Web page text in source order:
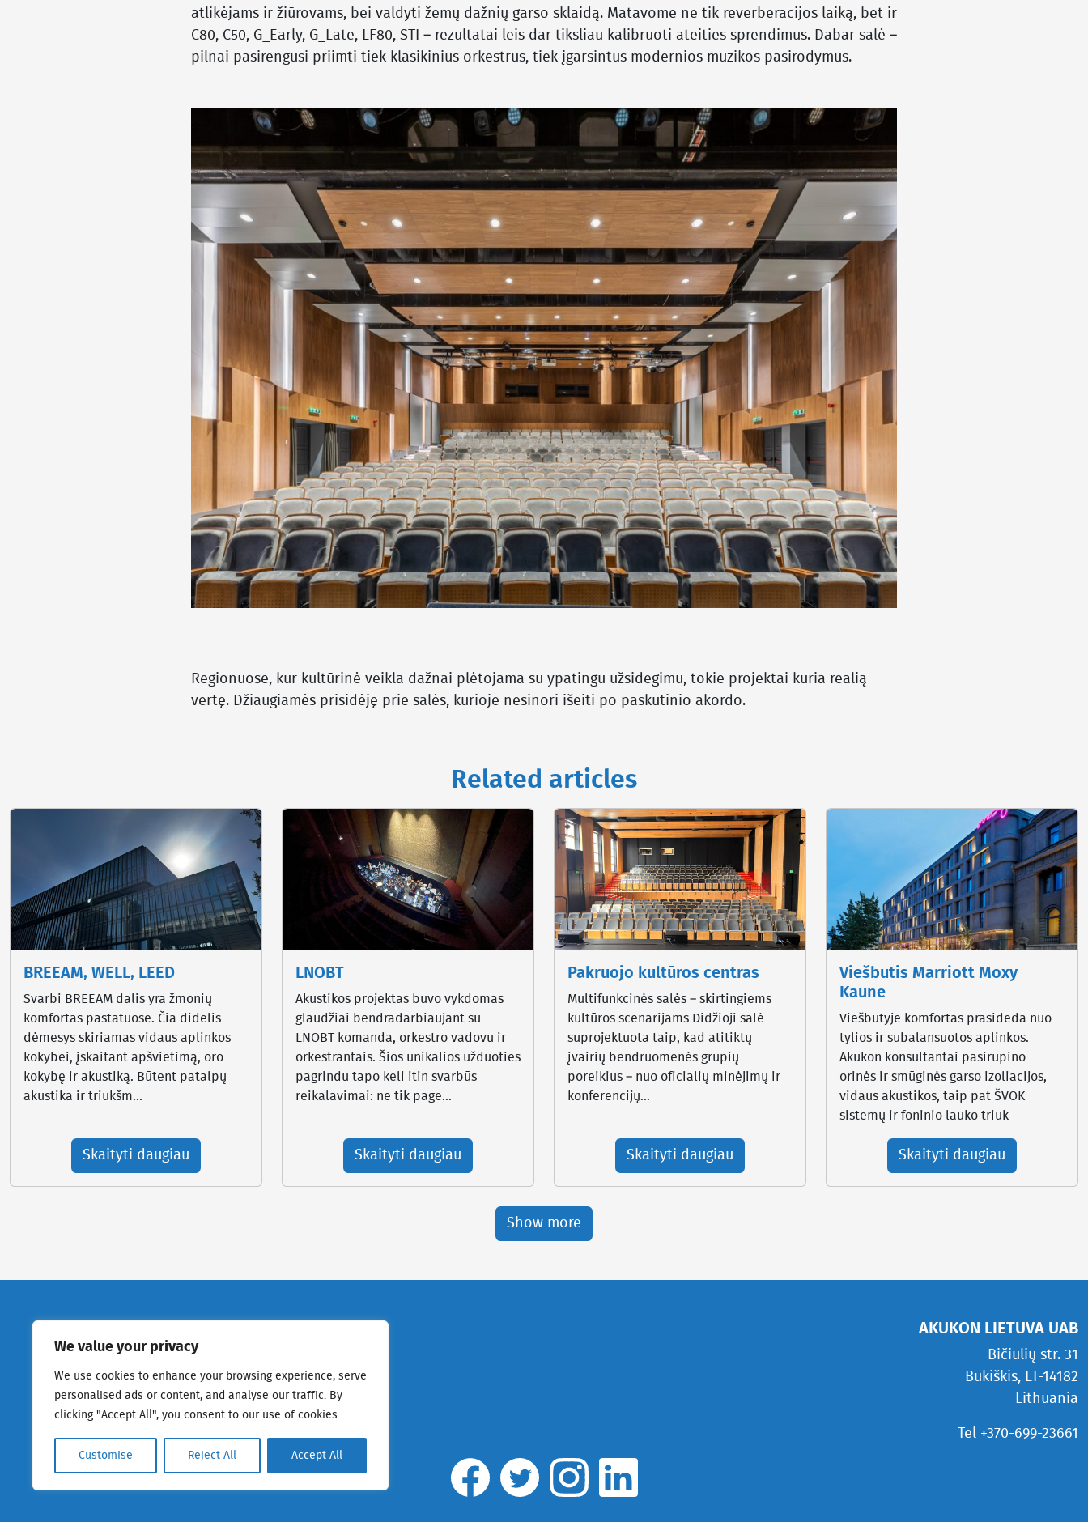
We value your privacy
We use cookies to enhance your browsing experience, serve
personalised ads or content, and analyse our traffic. By
clicking "Accept All", you consent to our use of cookies.
Customise Reject All Accept All
atlikėjams ir žiūrovams, bei valdyti žemų dažnių garso sklaidą. Matavome ne tik reverberacijos laiką, bet ir
C80, C50, G_Early, G_Late, LF80, STI – rezultatai leis dar tiksliau kalibruoti ateities sprendimus. Dabar salė –
pilnai pasirengusi priimti tiek klasikinius orkestrus, tiek įgarsintus modernios muzikos pasirodymus.
Regionuose, kur kultūrinė veikla dažnai plėtojama su ypatingu užsidegimu, tokie projektai kuria realią
vertę. Džiaugiamės prisidėję prie salės, kurioje nesinori išeiti po paskutinio akordo.
Related articles
BREEAM, WELL, LEED
Svarbi BREEAM dalis yra žmonių
komfortas pastatuose. Čia didelis
dėmesys skiriamas vidaus aplinkos
kokybei, įskaitant apšvietimą, oro
kokybę ir akustiką. Būtent patalpų
akustika ir triukšm...
Skaityti daugiau
LNOBT
Akustikos projektas buvo vykdomas
glaudžiai bendradarbiaujant su
LNOBT komanda, orkestro vadovu ir
orkestrantais. Šios unikalios užduoties
pagrindu tapo keli itin svarbūs
reikalavimai: ne tik page...
Skaityti daugiau
Pakruojo kultūros centras
Multifunkcinės salės – skirtingiems
kultūros scenarijams Didžioji salė
suprojektuota taip, kad atitiktų
įvairių bendruomenės grupių
poreikius – nuo oficialių minėjimų ir
konferencijų...
Skaityti daugiau
Viešbutis Marriott Moxy
Kaune
Viešbutyje komfortas prasideda nuo
tylios ir subalansuotos aplinkos.
Akukon konsultantai pasirūpino
orinės ir smūginės garso izoliacijos,
vidaus akustikos, taip pat ŠVOK
sistemų ir foninio lauko triuk
Skaityti daugiau
Show more
AKUKON LIETUVA UAB
Bičiulių str. 31
Bukiškis, LT-14182
Lithuania
Tel +370-699-23661